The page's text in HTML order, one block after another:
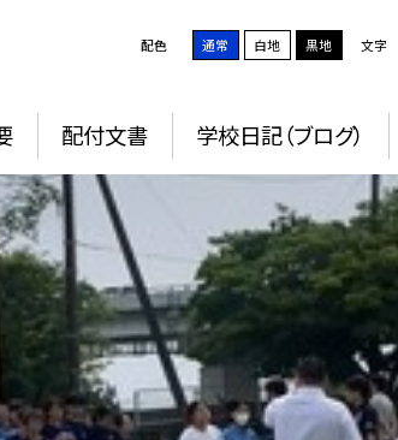
配色 通常 白地 黒地 文字
配付文書 学校日記（ブログ）